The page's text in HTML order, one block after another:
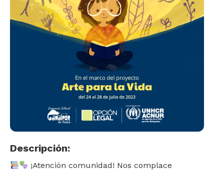
Descripción:
¡Atención comunidad! Nos complace